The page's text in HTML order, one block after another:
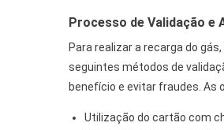
Processo de Validação e
Para realizar a recarga do
seguintes métodos de
benefício e evitar fraudes. As
Utilização do cartão com